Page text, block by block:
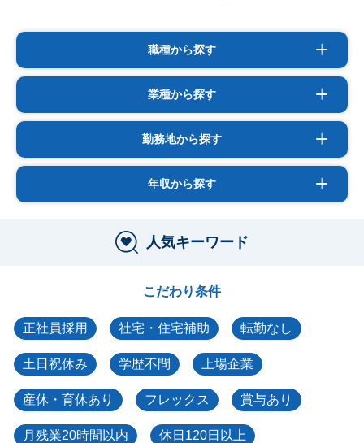
職種から探す
業種から探す
勤務地から探す
年収から探す
人気キーワード
こだわり条件
正社員採用 社宅・住宅補助 転勤なし
土日祝休み 学歴不問 上場企業
産休・育休あり フレックス 賞与あり
月残業20時間以内 休日120日以上